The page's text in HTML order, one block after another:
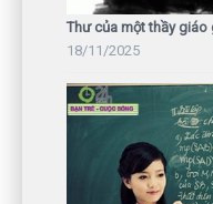
Thư của một thầy giáo
18/11/2025